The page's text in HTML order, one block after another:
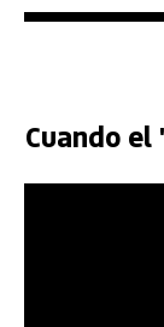
Cuando